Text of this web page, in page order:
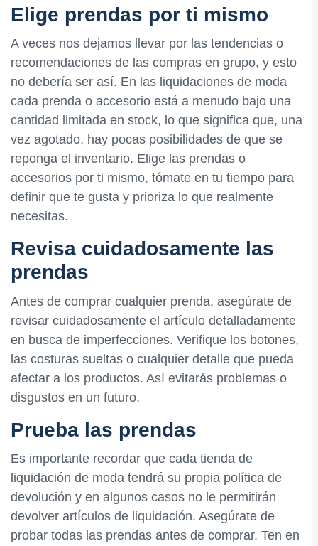
Elige prendas por ti mismo
A veces nos dejamos llevar por las tendencias o
recomendaciones de las compras en grupo, y esto
no debería ser así. En las liquidaciones de moda
cada prenda o accesorio está a menudo bajo una
cantidad limitada en stock, lo que significa que, una
vez agotado, hay pocas posibilidades de que se
reponga el inventario. Elige las prendas o
accesorios por ti mismo, tómate en tu tiempo para
definir que te gusta y prioriza lo que realmente
necesitas.
Revisa cuidadosamente las
prendas
Antes de comprar cualquier prenda, asegúrate de
revisar cuidadosamente el artículo detalladamente
en busca de imperfecciones. Verifique los botones,
las costuras sueltas o cualquier detalle que pueda
afectar a los productos. Así evitarás problemas o
disgustos en un futuro.
Prueba las prendas
Es importante recordar que cada tienda de
liquidación de moda tendrá su propia política de
devolución y en algunos casos no le permitirán
devolver artículos de liquidación. Asegúrate de
probar todas las prendas antes de comprar. Ten en